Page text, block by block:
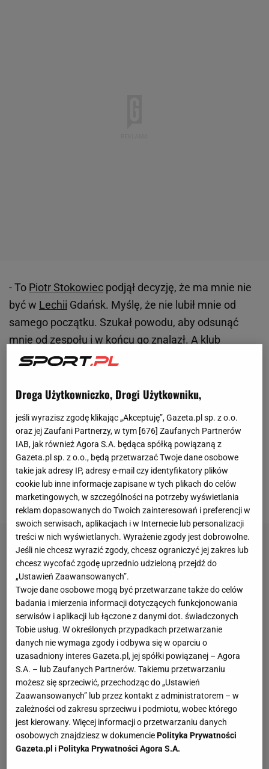
- To Piotr Stokowiec podjął decyzję, że ma mnie nie
być w Lechii Gdańsk. Myślę, że nie lubił mnie od
samego początku. Szukał powodu, aby odsunąć
mnie od zespołu i w końcu go znalazł. A klub
wytłumaczył to fake newsem o mojej
Portugalii, bo miałem trzy dni wolnego. Tak jak
rehabilitacji! Byłem na Komisji Ligi i wygrałem
rozprawę. Lechia dała mi wysoką karę finansową,
ale Komisja kazała ją anulować i oświadczyła, że to
był mój prywatny czas -tłumaczył dwa lata temu
Marco Paixao w rozmowie ze Sport.pl.
Droga Użytkowniczko, Drogi Użytkowniku,
jeśli wyrazisz zgodę klikając „Akceptuję”, Gazeta.pl sp. z o.o.
oraz jej Zaufani Partnerzy, w tym [676] Zaufanych Partnerów
IAB, jak również Agora S.A. będąca spółką powiązaną z
Gazeta.pl sp. z o.o., będą przetwarzać Twoje dane osobowe
takie jak adresy IP, adresy e-mail czy identyfikatory plików
cookie lub inne informacje zapisane w tych plikach do celów
marketingowych, w szczególności na potrzeby wyświetlania
reklam dopasowanych do Twoich zainteresowań i preferencji w
swoich serwisach, aplikacjach i w Internecie lub personalizacji
treści w nich wyświetlanych. Wyrażenie zgody jest dobrowolne.
Jeśli nie chcesz wyrazić zgody, chcesz ograniczyć jej zakres lub
chcesz wycofać zgodę uprzednio udzieloną przejdź do
„Ustawień Zaawansowanych”.
Twoje dane osobowe mogą być przetwarzane także do celów
badania i mierzenia informacji dotyczących funkcjonowania
serwisów i aplikacji lub łączone z danymi dot. świadczonych
Tobie usług. W określonych przypadkach przetwarzanie
danych nie wymaga zgody i odbywa się w oparciu o
uzasadniony interes Gazeta.pl, jej spółki powiązanej – Agora
S.A. – lub Zaufanych Partnerów. Takiemu przetwarzaniu
możesz się sprzeciwić, przechodząc do „Ustawień
Zaawansowanych” lub przez kontakt z administratorem – w
zależności od zakresu sprzeciwu i podmiotu, wobec którego
jest kierowany. Więcej informacji o przetwarzaniu danych
osobowych znajdziesz w dokumenciePolityka Prywatności
Gazeta.pl iPolityka Prywatności Agora S.A.